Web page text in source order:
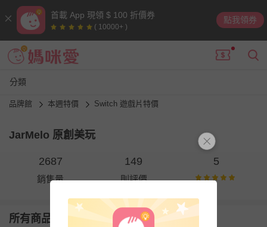
首載 App 現領 $ 100 折價券
( 10000+ )
點我領券
分類
品牌館 本週特價 Switch 遊戲片特價
JarMelo 原創美玩
2687
銷售量
149
則評價
5
所有商品